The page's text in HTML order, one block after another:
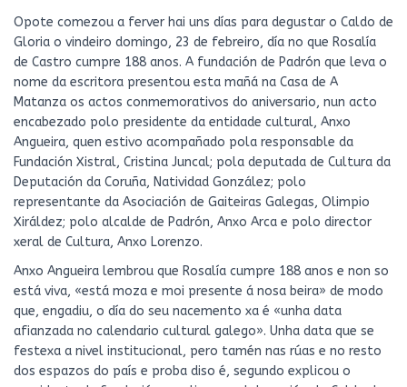
Opote comezou a ferver hai uns días para degustar o Caldo de
Gloria o vindeiro domingo, 23 de febreiro, día no que Rosalía
de Castro cumpre 188 anos. A fundación de Padrón que leva o
nome da escritora presentou esta mañá na Casa de A
Matanza os actos conmemorativos do aniversario, nun acto
encabezado polo presidente da entidade cultural, Anxo
Angueira, quen estivo acompañado pola responsable da
Fundación Xistral, Cristina Juncal; pola deputada de Cultura da
Deputación da Coruña, Natividad González; polo
representante da Asociación de Gaiteiras Galegas, Olimpio
Xiráldez; polo alcalde de Padrón, Anxo Arca e polo director
xeral de Cultura, Anxo Lorenzo.
Anxo Angueira lembrou que Rosalía cumpre 188 anos e non so
está viva, «está moza e moi presente á nosa beira» de modo
que, engadiu, o día do seu nacemento xa é «unha data
afianzada no calendario cultural galego». Unha data que se
festexa a nivel institucional, pero tamén nas rúas e no resto
dos espazos do país e proba diso é, segundo explicou o